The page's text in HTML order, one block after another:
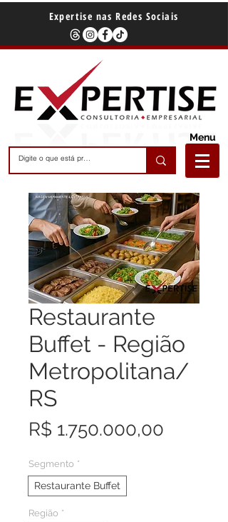
Expertise nas Redes Sociais
Menu
Restaurante
Buffet - Região
Metropolitana/
RS
R$ 1.750.000,00
Segmento *
Restaurante Buffet
Região *